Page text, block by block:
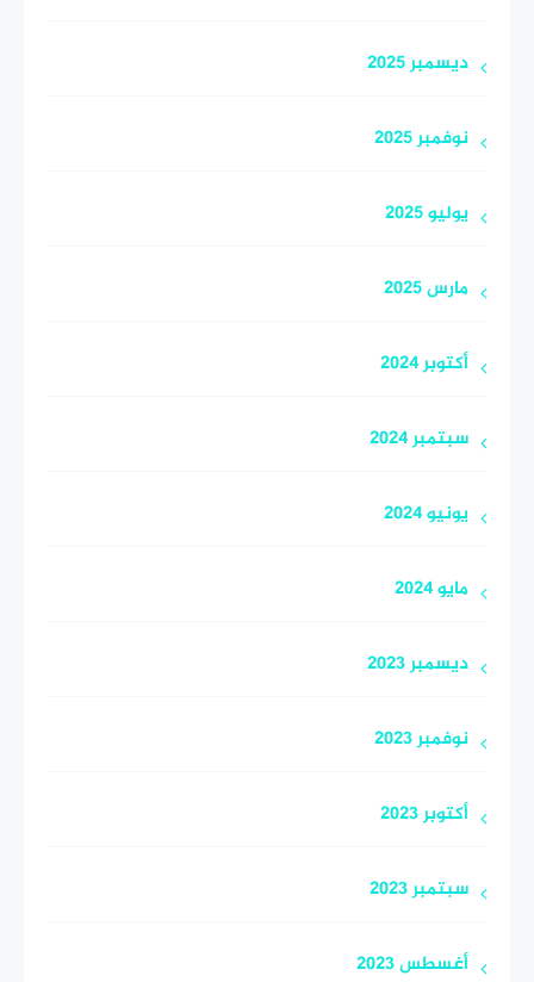
ديسمبر 2025
نوفمبر 2025
يوليو 2025
مارس 2025
أكتوبر 2024
سبتمبر 2024
يونيو 2024
مايو 2024
ديسمبر 2023
نوفمبر 2023
أكتوبر 2023
سبتمبر 2023
أغسطس 2023